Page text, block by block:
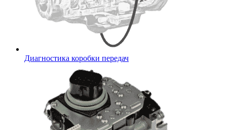
Диагностика коробки передач